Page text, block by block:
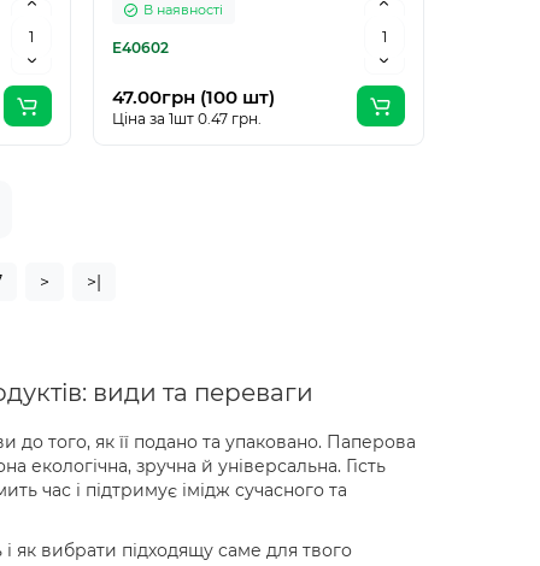
В наявності
E40602
47.00грн (100 шт)
Ціна за 1шт 0.47 грн.
> >|
види та переваги
того, як її подано та упаковано. Паперова
екологічна, зручна й універсальна. Гість
час і підтримує імідж сучасного та
як вибрати підходящу саме для твого